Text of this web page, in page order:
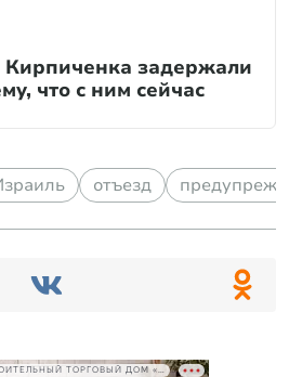
задержали
что с ним сейчас
отъезд
РЕКЛАМА • ООО СТРОИТЕЛЬНЫЙ ТОРГОВЫЙ ДОМ «ПЕТРОВИЧ», ИНН 7802348846